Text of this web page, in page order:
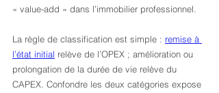
« value-add » dans l’immobilier professionnel.
La règle de classification est simple : remise à
l’état initial relève de l’OPEX ; amélioration ou
prolongation de la durée de vie relève du
CAPEX. Confondre les deux catégories expose